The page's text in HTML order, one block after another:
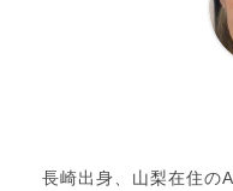
長崎出身、山梨在住